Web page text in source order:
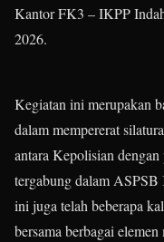
Kantor FK3 – IKPP
2026.
Kegiatan ini merupakan
dalam mempererat
antara Kepolisian
tergabung dalam
ini juga telah beberapa
bersama berbagai elemen